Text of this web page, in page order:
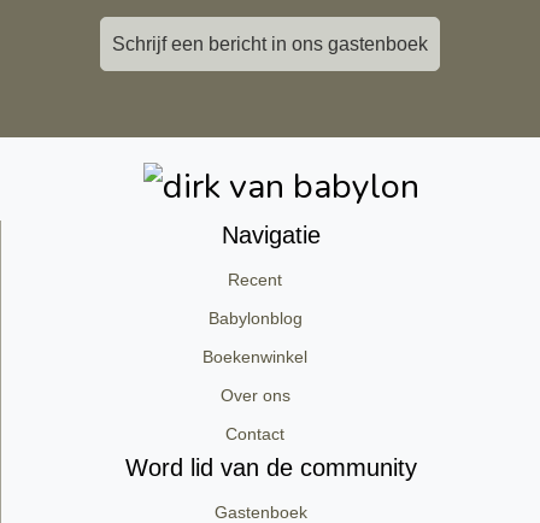
Schrijf een bericht in ons gastenboek
Navigatie
Recent
Babylonblog
Boekenwinkel
Over ons
Contact
Word lid van de community
Gastenboek